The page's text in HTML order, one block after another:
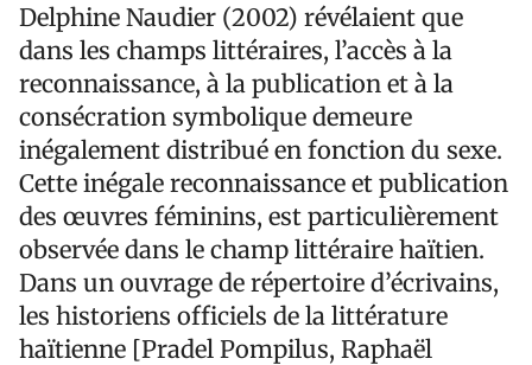
Delphine Naudier (2002) révélaient que
dans les champs littéraires, l’accès à la
reconnaissance, à la publication et à la
consécration symbolique demeure
inégalement distribué en fonction du sexe.
Cette inégale reconnaissance et publication
des œuvres féminins, est particulièrement
observée dans le champ littéraire haïtien.
Dans un ouvrage de répertoire d’écrivains,
les historiens officiels de la littérature
haïtienne [Pradel Pompilus, Raphaël